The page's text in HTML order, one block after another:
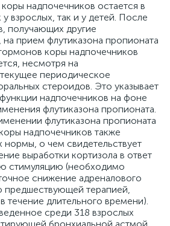
надпочечников остается в
взрослых, так и у детей. После
получающих другие
прием флутиказона пропионата
коры надпочечников
несмотря на
периодическое
стероидов. Это указывает
надпочечников на фоне
флутиказона пропионата.
флутиказона пропионата
надпочечников также
нормы, о чем свидетельствует
выработки кортизола в ответ
стимуляцию (необходимо
снижение адреналового
предшествующей терапией,
течение длительного времени).
среди 318 взрослых